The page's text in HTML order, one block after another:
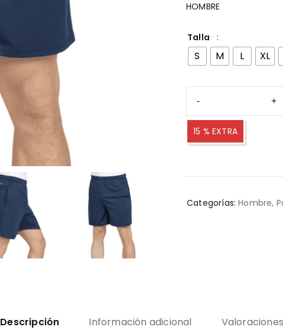
HOMBRE
Talla
S M L XL
15 % EXTRA
Categorías: Hombre,
Descripción Información adicional